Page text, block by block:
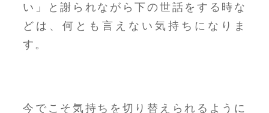
い」と謝られながら下の世話をする時な
どは、何とも言えない気持ちになりま
す。
今でこそ気持ちを切り替えられるように